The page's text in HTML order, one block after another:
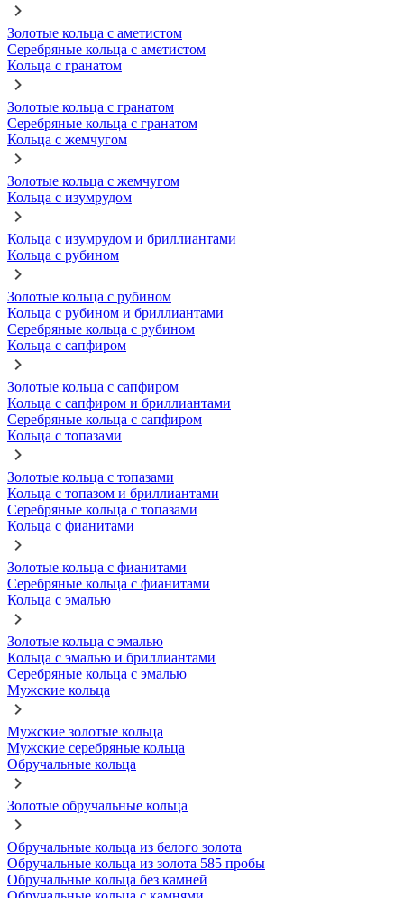
Золотые кольца с аметистом
Серебряные кольца с аметистом
Кольца с гранатом
Золотые кольца с гранатом
Серебряные кольца с гранатом
Кольца с жемчугом
Золотые кольца с жемчугом
Кольца с изумрудом
Кольца с изумрудом и бриллиантами
Кольца с рубином
Золотые кольца с рубином
Кольца с рубином и бриллиантами
Серебряные кольца с рубином
Кольца с сапфиром
Золотые кольца с сапфиром
Кольца с сапфиром и бриллиантами
Серебряные кольца с сапфиром
Кольца с топазами
Золотые кольца с топазами
Кольца с топазом и бриллиантами
Серебряные кольца с топазами
Кольца с фианитами
Золотые кольца с фианитами
Серебряные кольца с фианитами
Кольца с эмалью
Золотые кольца с эмалью
Кольца с эмалью и бриллиантами
Серебряные кольца с эмалью
Мужские кольца
Мужские золотые кольца
Мужские серебряные кольца
Обручальные кольца
Золотые обручальные кольца
Обручальные кольца из белого золота
Обручальные кольца из золота 585 пробы
Обручальные кольца без камней